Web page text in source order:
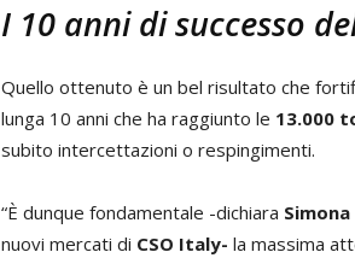
I 10 anni di successo
Quello ottenuto è un bel risultato che
lunga 10 anni che ha raggiunto le 13.000
subito intercettazioni o respingimenti.
“È dunque fondamentale -dichiara
nuovi mercati di CSO Italy- la massima